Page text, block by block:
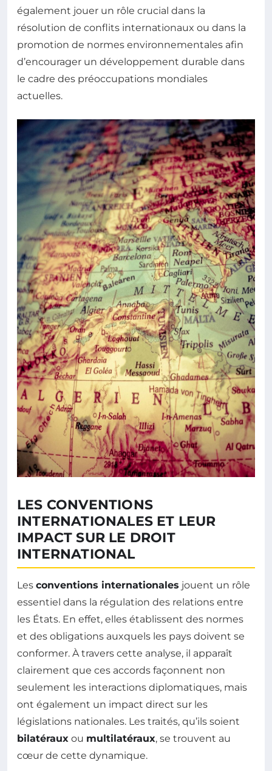
également jouer un rôle crucial dans la
résolution de conflits internationaux ou dans la
promotion de normes environnementales afin
d’encourager un développement durable dans
le cadre des préoccupations mondiales
actuelles.
LES CONVENTIONS
INTERNATIONALES ET LEUR
IMPACT SUR LE DROIT
INTERNATIONAL
Les conventions internationales jouent un rôle
essentiel dans la régulation des relations entre
les États. En effet, elles établissent des normes
et des obligations auxquels les pays doivent se
conformer. À travers cette analyse, il apparaît
clairement que ces accords façonnent non
seulement les interactions diplomatiques, mais
ont également un impact direct sur les
législations nationales. Les traités, qu’ils soient
bilatéraux ou multilatéraux, se trouvent au
cœur de cette dynamique.